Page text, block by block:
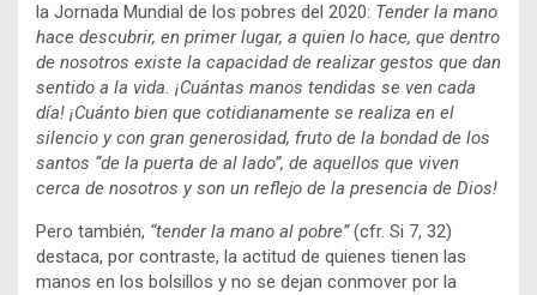
la Jornada Mundial de los pobres del 2020: Tender la mano
hace descubrir, en primer lugar, a quien lo hace, que dentro
de nosotros existe la capacidad de realizar gestos que dan
sentido a la vida. ¡Cuántas manos tendidas se ven cada
día! ¡Cuánto bien que cotidianamente se realiza en el
silencio y con gran generosidad, fruto de la bondad de los
santos “de la puerta de al lado”, de aquellos que viven
cerca de nosotros y son un reflejo de la presencia de Dios!
Pero también, “tender la mano al pobre”(cfr. Si 7, 32)
destaca, por contraste, la actitud de quienes tienen las
manos en los bolsillos y no se dejan conmover por la